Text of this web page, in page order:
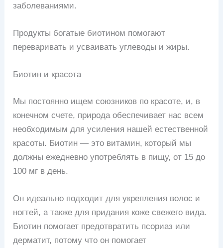
заболеваниями.
Продукты богатые биотином помогают
переваривать и усваивать углеводы и жиры.
Биотин и красота
Мы постоянно ищем союзников по красоте, и, в
конечном счете, природа обеспечивает нас всем
необходимым для усиления нашей естественной
красоты. Биотин — это витамин, который мы
должны ежедневно употреблять в пищу, от 15 до
100 мг в день.
Он идеально подходит для укрепления волос и
ногтей, а также для придания коже свежего вида.
Биотин помогает предотвратить псориаз или
дерматит, потому что он помогает